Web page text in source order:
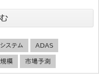
ステム ADAS
模 市場予測